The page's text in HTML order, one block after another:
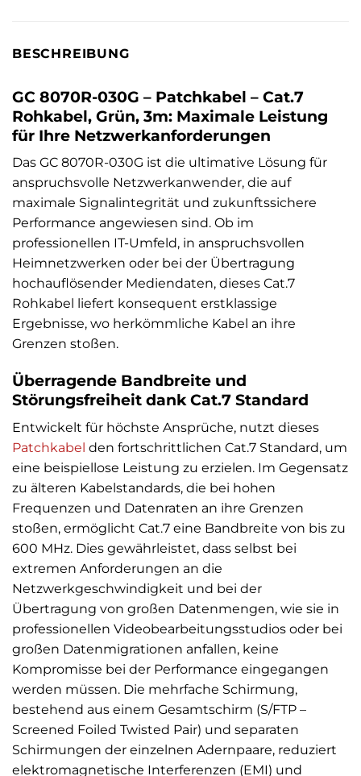
BESCHREIBUNG
GC 8070R-030G – Patchkabel – Cat.7
Rohkabel, Grün, 3m: Maximale Leistung
für Ihre Netzwerkanforderungen
Das GC 8070R-030G ist die ultimative Lösung für
anspruchsvolle Netzwerkanwender, die auf
maximale Signalintegrität und zukunftssichere
Performance angewiesen sind. Ob im
professionellen IT-Umfeld, in anspruchsvollen
Heimnetzwerken oder bei der Übertragung
hochauflösender Mediendaten, dieses Cat.7
Rohkabel liefert konsequent erstklassige
Ergebnisse, wo herkömmliche Kabel an ihre
Grenzen stoßen.
Überragende Bandbreite und
Störungsfreiheit dank Cat.7 Standard
Entwickelt für höchste Ansprüche, nutzt dieses
Patchkabel den fortschrittlichen Cat.7 Standard, um
eine beispiellose Leistung zu erzielen. Im Gegensatz
zu älteren Kabelstandards, die bei hohen
Frequenzen und Datenraten an ihre Grenzen
stoßen, ermöglicht Cat.7 eine Bandbreite von bis zu
600 MHz. Dies gewährleistet, dass selbst bei
extremen Anforderungen an die
Netzwerkgeschwindigkeit und bei der
Übertragung von großen Datenmengen, wie sie in
professionellen Videobearbeitungsstudios oder bei
großen Datenmigrationen anfallen, keine
Kompromisse bei der Performance eingegangen
werden müssen. Die mehrfache Schirmung,
bestehend aus einem Gesamtschirm (S/FTP –
Screened Foiled Twisted Pair) und separaten
Schirmungen der einzelnen Adernpaare, reduziert
elektromagnetische Interferenzen (EMI) und